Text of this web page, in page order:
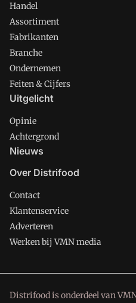
Handel
Assortiment
Fabrikanten
Branche
Ondernemen
Feiten & Cijfers
Uitgelicht
Opinie
Achtergrond
Nieuws
Over Distrifood
Contact
Klantenservice
Adverteren
Werken bij VMN media
Distrifood is onderdeel van